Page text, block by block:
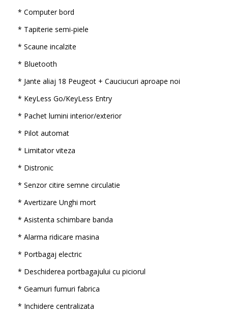
* Computer bord
* Tapiterie semi-piele
* Scaune incalzite
* Bluetooth
* Jante aliaj 18 Peugeot + Cauciucuri aproape noi
* KeyLess Go/KeyLess Entry
* Pachet lumini interior/exterior
* Pilot automat
* Limitator viteza
* Distronic
* Senzor citire semne circulatie
* Avertizare Unghi mort
* Asistenta schimbare banda
* Alarma ridicare masina
* Portbagaj electric
* Deschiderea portbagajului cu piciorul
* Geamuri fumuri fabrica
* Inchidere centralizata